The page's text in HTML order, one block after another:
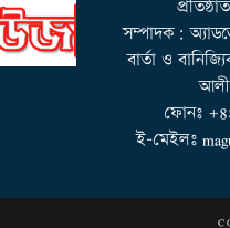
সম্পাদক:
বার্তা ও
ফোনঃ
ই-মেইলঃ